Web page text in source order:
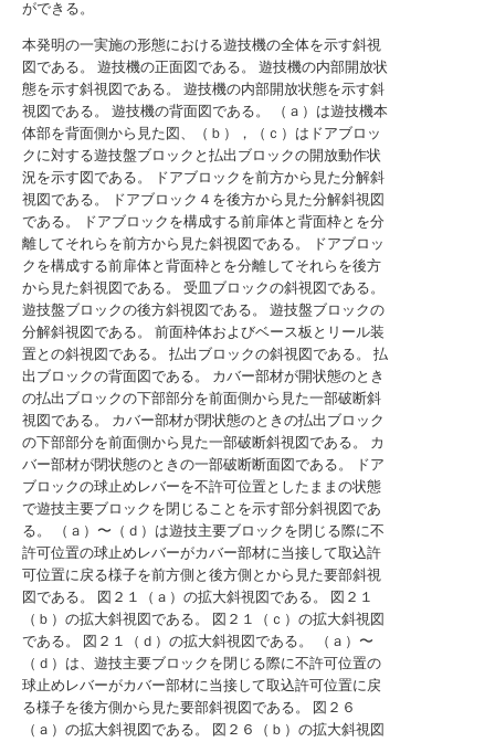
ができる。
本発明の一実施の形態における遊技機の全体を示す斜視
図である。
遊技機の正面図である。
遊技機の内部開放状
態を示す斜視図である。
遊技機の内部開放状態を示す斜
視図である。
遊技機の背面図である。
（ａ）は遊技機本
体部を背面側から見た図、（ｂ），（ｃ）はドアブロッ
クに対する遊技盤ブロックと払出ブロックの開放動作状
況を示す図である。
ドアブロックを前方から見た分解斜
視図である。
ドアブロック４を後方から見た分解斜視図
である。
ドアブロックを構成する前扉体と背面枠とを分
離してそれらを前方から見た斜視図である。
ドアブロッ
クを構成する前扉体と背面枠とを分離してそれらを後方
から見た斜視図である。
受皿ブロックの斜視図である。
遊技盤ブロックの後方斜視図である。
遊技盤ブロックの
分解斜視図である。
前面枠体およびベース板とリール装
置との斜視図である。
払出ブロックの斜視図である。
払
出ブロックの背面図である。
カバー部材が開状態のとき
の払出ブロックの下部部分を前面側から見た一部破断斜
視図である。
カバー部材が閉状態のときの払出ブロック
の下部部分を前面側から見た一部破断斜視図である。
カ
バー部材が閉状態のときの一部破断断面図である。
ドア
ブロックの球止めレバーを不許可位置としたままの状態
で遊技主要ブロックを閉じることを示す部分斜視図であ
る。
（ａ）〜（ｄ）は遊技主要ブロックを閉じる際に不
許可位置の球止めレバーがカバー部材に当接して取込許
可位置に戻る様子を前方側と後方側とから見た要部斜視
図である。
図２１（ａ）の拡大斜視図である。
図２１
（ｂ）の拡大斜視図である。
図２１（ｃ）の拡大斜視図
である。
図２１（ｄ）の拡大斜視図である。
（ａ）〜
（ｄ）は、遊技主要ブロックを閉じる際に不許可位置の
球止めレバーがカバー部材に当接して取込許可位置に戻
る様子を後方側から見た要部斜視図である。
図２６
（ａ）の拡大斜視図である。
図２６（ｂ）の拡大斜視図